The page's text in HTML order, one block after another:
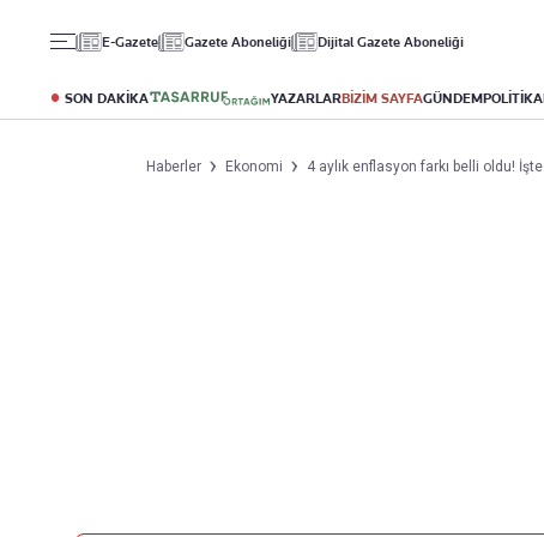
E-Gazete Gazete Aboneliği Dijital Gazete Aboneliği
SON DAKİKA YAZARLARBİZİM SAYFAGÜNDEMPOLİTİKA
Altın
Döviz
Kripto Para
Puan Durumu
Fikstür
Avrupa Ligi
Haberler Ekonomi 4 aylık enflasyon farkı belli oldu!